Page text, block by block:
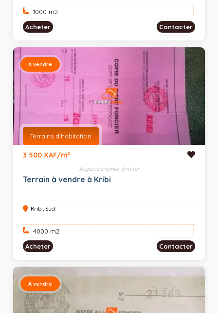
1000 m2
Acheter
Contacter
A vendre
Terrains d'habitation
3 500 XAF/m²
Soyez le premier à noter
Terrain à vendre à Kribi
Kribi, Sud
4000 m2
Acheter
Contacter
A vendre